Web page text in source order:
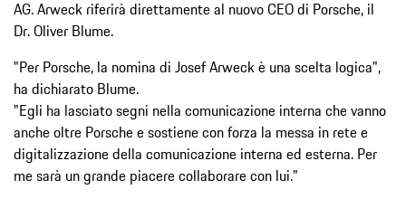
AG. Arweck riferirà direttamente al nuovo CEO di Porsche, il
Dr. Oliver Blume.
"Per Porsche, la nomina di Josef Arweck è una scelta logica",
ha dichiarato Blume.
"Egli ha lasciato segni nella comunicazione interna che vanno
anche oltre Porsche e sostiene con forza la messa in rete e
digitalizzazione della comunicazione interna ed esterna. Per
me sarà un grande piacere collaborare con lui."